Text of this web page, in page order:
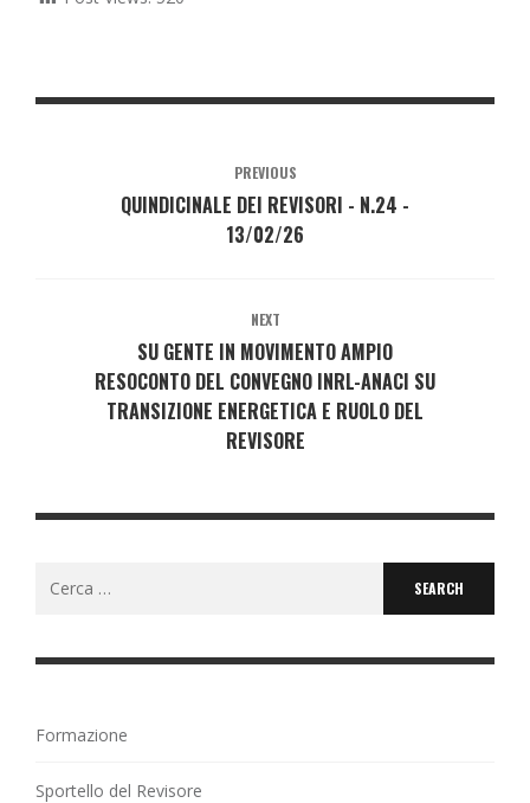
PREVIOUS
QUINDICINALE DEI REVISORI - N.24 -
13/02/26
NEXT
SU GENTE IN MOVIMENTO AMPIO
RESOCONTO DEL CONVEGNO INRL-ANACI SU
TRANSIZIONE ENERGETICA E RUOLO DEL
REVISORE
Formazione
Sportello del Revisore